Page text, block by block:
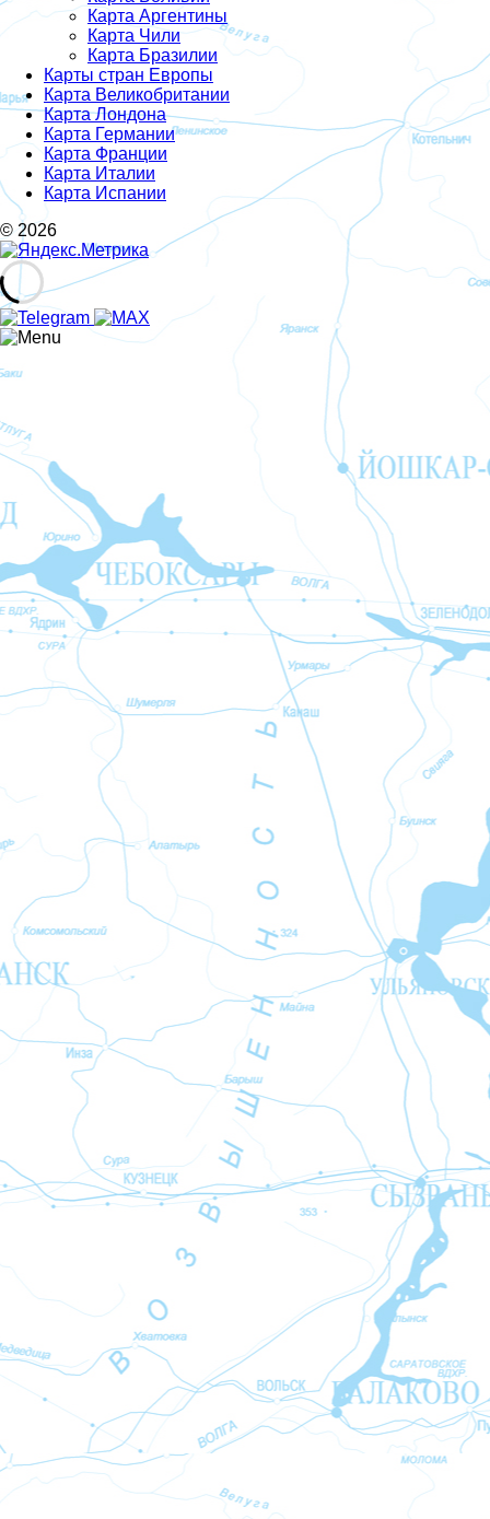
Карта Аргентины
Карта Чили
Карта Бразилии
Карты стран Европы
Карта Великобритании
Карта Лондона
Карта Германии
Карта Франции
Карта Италии
Карта Испании
© 2026